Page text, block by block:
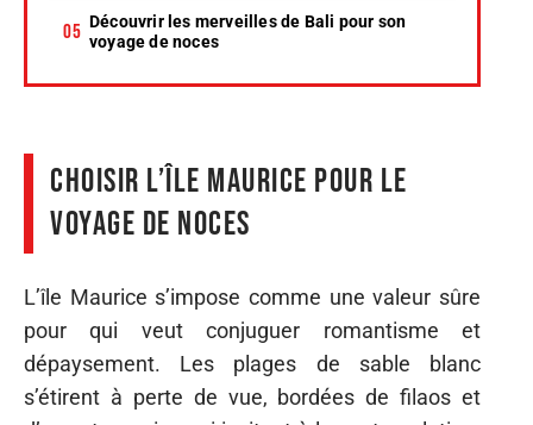
Découvrir les merveilles de Bali pour son
voyage de noces
Choisir l’Île Maurice pour le
voyage de noces
L’île Maurice s’impose comme une valeur sûre
pour qui veut conjuguer romantisme et
dépaysement. Les plages de sable blanc
s’étirent à perte de vue, bordées de filaos et